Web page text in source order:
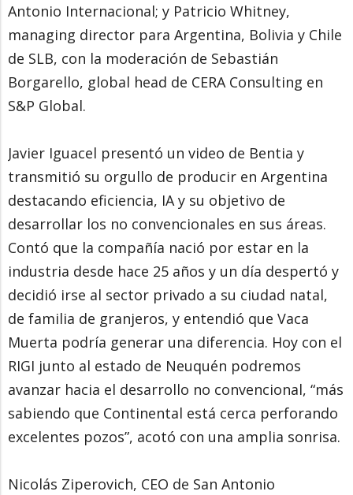
Antonio Internacional; y Patricio Whitney,
managing director para Argentina, Bolivia y Chile
de SLB, con la moderación de Sebastián
Borgarello, global head de CERA Consulting en
S&P Global.
Javier Iguacel presentó un video de Bentia y
transmitió su orgullo de producir en Argentina
destacando eficiencia, IA y su objetivo de
desarrollar los no convencionales en sus áreas.
Contó que la compañía nació por estar en la
industria desde hace 25 años y un día despertó y
decidió irse al sector privado a su ciudad natal,
de familia de granjeros, y entendió que Vaca
Muerta podría generar una diferencia. Hoy con el
RIGI junto al estado de Neuquén podremos
avanzar hacia el desarrollo no convencional, “más
sabiendo que Continental está cerca perforando
excelentes pozos”, acotó con una amplia sonrisa.
Nicolás Ziperovich, CEO de San Antonio